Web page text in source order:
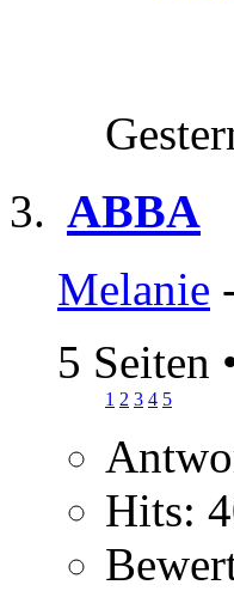
ABBA
Melanie
5 Seiten
1 2 3 4 5
Hits: